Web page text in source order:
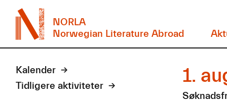
NORLA
Norwegian Literature Abroad
Kalender
Tidligere aktiviteter
1.